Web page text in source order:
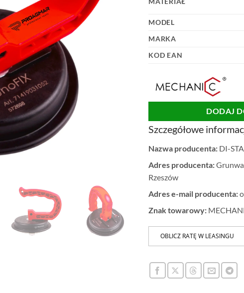
MODEL
MARKA
KOD EAN
DODAJ
Szczegółowe
Nazwa producenta: DI-
Adres producenta:
Rzeszów
Adres e-mail producenta:
Znak towarowy: